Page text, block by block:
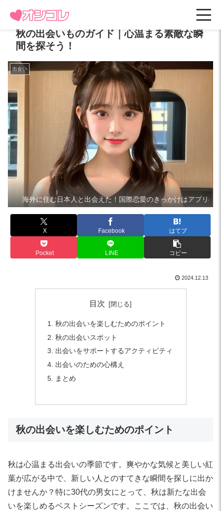
秋の出会いものガイド｜心温まる素敵な瞬
間を探そう！
出会い
海外に住む日本人と出会えた！国際恋愛のきっかけはアプリ
X Facebook はてブ
Pocket LINE コピー
2024.12.13
目次
秋の出会いを楽しむためのポイント
秋の出会いスポット
出会いをサポートするアクティビティ
出会いのための心構え
まとめ
秋の出会いを楽しむためのポイント
秋は心温まる出会いの季節です。爽やかな気候と美しい紅
葉が広がる中で、新しい人とのすてきな瞬間を探しに出か
けませんか？特に30代の男女にとって、秋は新たな出会
いを楽しめるベストシーズンです。ここでは、秋の出会い